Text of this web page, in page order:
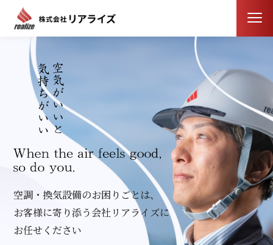
空調・換気設備のお困りごとは、
お客様に寄り添う会社リアライズに
お任せください